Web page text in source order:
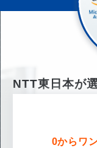
NTT東日本が
0からワ